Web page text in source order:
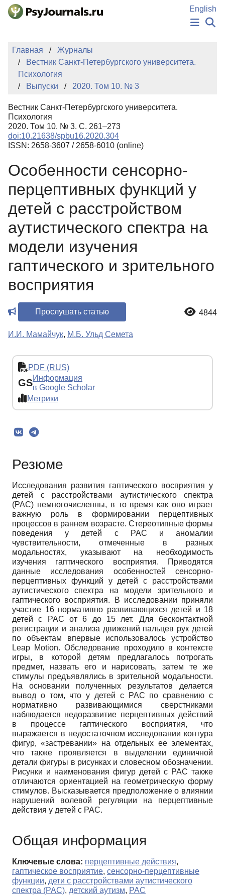
Перейти к основному содержанию
English
НОВОСТИ
ИЗДАНИЯ
АВТОРЫ
БАЗА ЗНАНИЙ
КЛЮЧЕВЫЕ СЛОВА
Регистрация
Главная
Журналы
Вестник Санкт-Петербургского университета.
Психология
Выпуски
2020. Том 10. № 3
Вестник Санкт-Петербургского университета.
Психология
2020. Том 10. № 3. С. 261–273
doi:10.21638/spbu16.2020.304
ISSN: 2658-3607 / 2658-6010 (online)
Особенности сенсорно-
перцептивных функций у
детей с расстройством
аутистического спектра на
модели изучения
гаптического и зрительного
восприятия
Прослушать статью 4844
И.И. Мамайчук, М.Б. Ульд Семета
PDF (RUS)
GSИнформация
в Google Scholar
Метрики
Резюме
Исследования развития гаптического восприятия у
детей с расстройствами аутистического спектра
(РАС) немногочисленны, в то время как оно играет
важную роль в формировании перцептивных
процессов в раннем возрасте. Стереотипные формы
поведения у детей с РАС и аномалии
чувствительности, отмеченные в разных
модальностях, указывают на необходимость
изучения гаптического восприятия. Приводятся
данные исследования особенностей сенсорно-
перцептивных функций у детей с расстройствами
аутистического спектра на модели зрительного и
гаптического восприятия. В исследовании приняли
участие 16 нормативно развивающихся детей и 18
детей с РАС от 6 до 15 лет. Для бесконтактной
регистрации и анализа движений пальцев рук детей
по объектам впервые использовалось устройство
Leap Motion. Обследование проходило в контексте
игры, в которой детям предлагалось потрогать
предмет, назвать его и нарисовать, затем те же
стимулы предъявлялись в зрительной модальности.
На основании полученных результатов делается
вывод о том, что у детей с РАС по сравнению с
нормативно развивающимися сверстниками
наблюдается недоразвитие перцептивных действий
в процессе гаптического восприятия, что
выражается в недостаточном исследовании контура
фигур, «застревании» на отдельных ее элементах,
что также проявляется в выделении единичной
детали фигуры в рисунках и словесном обозначении.
Рисунки и наименования фигур детей с РАС также
отличаются ориентацией на геометрическую форму
стимулов. Высказывается предположение о влиянии
нарушений волевой регуляции на перцептивные
действия у детей с РАС.
Общая информация
Ключевые слова: перцептивные действия,
гаптическое восприятие, сенсорно-перцептивные
функции, дети с расстройствами аутистического
спектра (РАС), детский аутизм, РАС